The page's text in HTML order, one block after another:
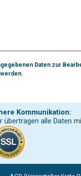
Daten zur
Kommunikation:
übertragen alle Daten